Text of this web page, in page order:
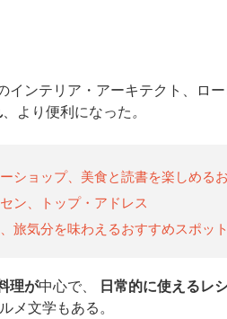
インテリア・アーキテクト、ロ
、より便利になった。
ショップ、美食と読書を楽しめる
ン、トップ・アドレス
旅気分を味わえるおすすめスポット
理が中心で、 日常的に使えるレ
メ文学もある。